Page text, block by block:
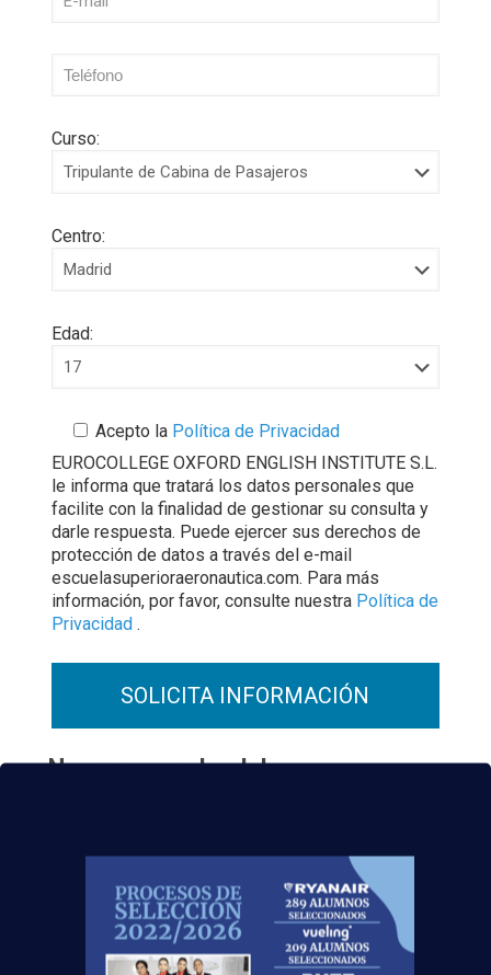
Curso:
Centro:
Edad:
Acepto laPolítica de Privacidad
EUROCOLLEGE OXFORD ENGLISH INSTITUTE S.L.
le informa que tratará los datos personales que
facilite con la finalidad de gestionar su consulta y
darle respuesta. Puede ejercer sus derechos de
protección de datos a través del e-mail
escuelasuperioraeronautica.com. Para más
información, por favor, consulte nuestra Política de
Privacidad .
¡Nos vemosvolando!
Noticias Relacionadas
Madrid-Barajas supera los 6 millones de
pasajeros junio: qué significa para quienes